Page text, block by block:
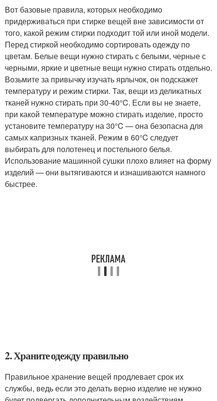
Вот базовые правила, которых необходимо
придерживаться при стирке вещей вне зависимости от
того, какой режим стирки подходит той или иной модели.
Перед стиркой необходимо сортировать одежду по
цветам. Белые вещи нужно стирать с белыми, черные с
черными, яркие и цветные вещи нужно стирать отдельно.
Возьмите за привычку изучать ярлычок, он подскажет
температуру и режим стирки. Так, вещи из деликатных
тканей нужно стирать при 30-40°C. Если вы не знаете,
при какой температуре можно стирать изделие, просто
установите температуру на 30°C — она безопасна для
самых капризных тканей. Режим в 60°C следует
выбирать для полотенец и постельного белья.
Использование машинной сушки плохо влияет на форму
изделий — они вытягиваются и изнашиваются намного
быстрее.
2. Храните одежду правильно
Правильное хранение вещей продлевает срок их
службы, ведь если это делать верно изделие не нужно